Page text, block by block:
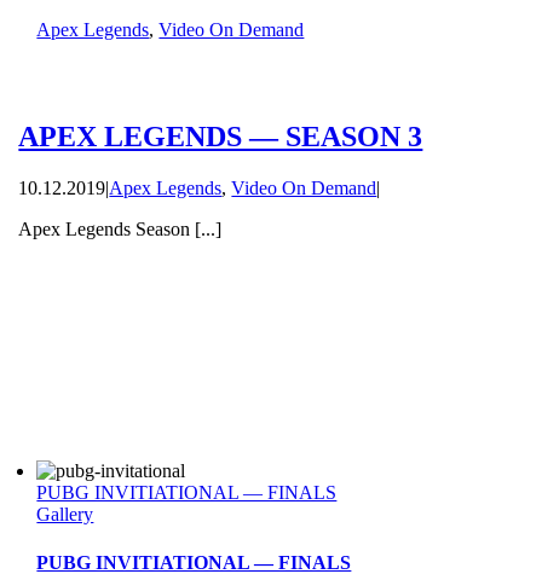
Apex Legends,Video On Demand
APEX LEGENDS — SEASON 3
10.12.2019|Apex Legends,Video On Demand|
Apex Legends Season [...]
PUBG INVITIATIONAL — FINALS
Gallery
PUBG INVITIATIONAL — FINALS